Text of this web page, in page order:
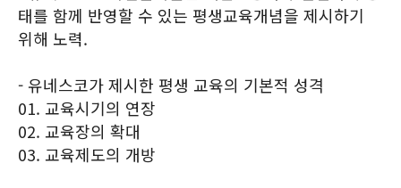
태를 함께 반영할 수 있는 평생교육개념을 제시하기
위해 노력.
- 유네스코가 제시한 평생 교육의 기본적 성격
01. 교육시기의 연장
02. 교육장의 확대
03. 교육제도의 개방